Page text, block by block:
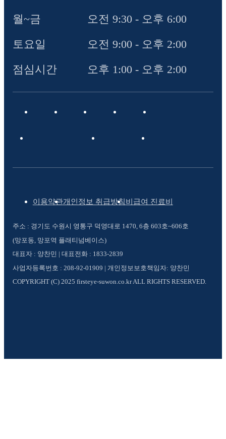
월~금
오전 9:30 - 오후 6:00
토요일
오전 9:00 - 오후 2:00
점심시간
오후 1:00 - 오후 2:00
이용약관개인정보 취급방침비급여 진료비
주소 : 경기도 수원시 영통구 덕영대로 1470, 6층 603호~606호
(망포동, 망포역 플래티넘베이스)
대표자 : 양찬민 | 대표전화 : 1833-2839
사업자등록번호 : 208-92-01909 | 개인정보보호책임자: 양찬민
COPYRIGHT (C) 2025 firsteye-suwon.co.kr ALL RIGHTS RESERVED.